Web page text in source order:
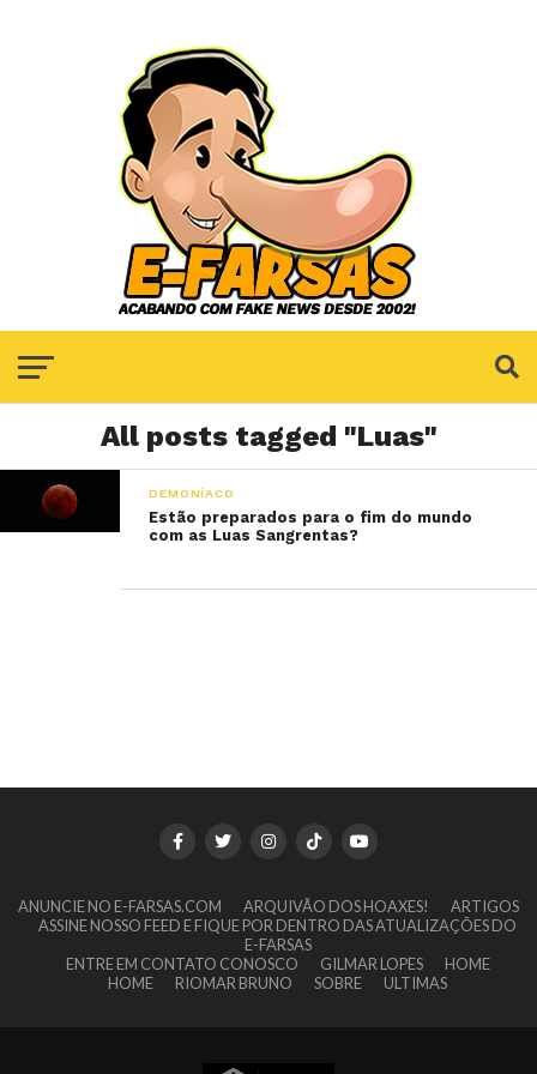
All posts tagged "Luas"
DEMONÍACO
Estão preparados para o fim do mundo
com as Luas Sangrentas?
ANUNCIE NO E-FARSAS.COM ARQUIVÃO DOS HOAXES!
ARTIGOS
ASSINE NOSSO FEED E FIQUE POR DENTRO DAS ATUALIZAÇÕES DO
E-FARSAS
ENTRE EM CONTATO CONOSCO
GILMAR LOPES
HOME
HOME
RIOMAR BRUNO SOBRE ULTIMAS